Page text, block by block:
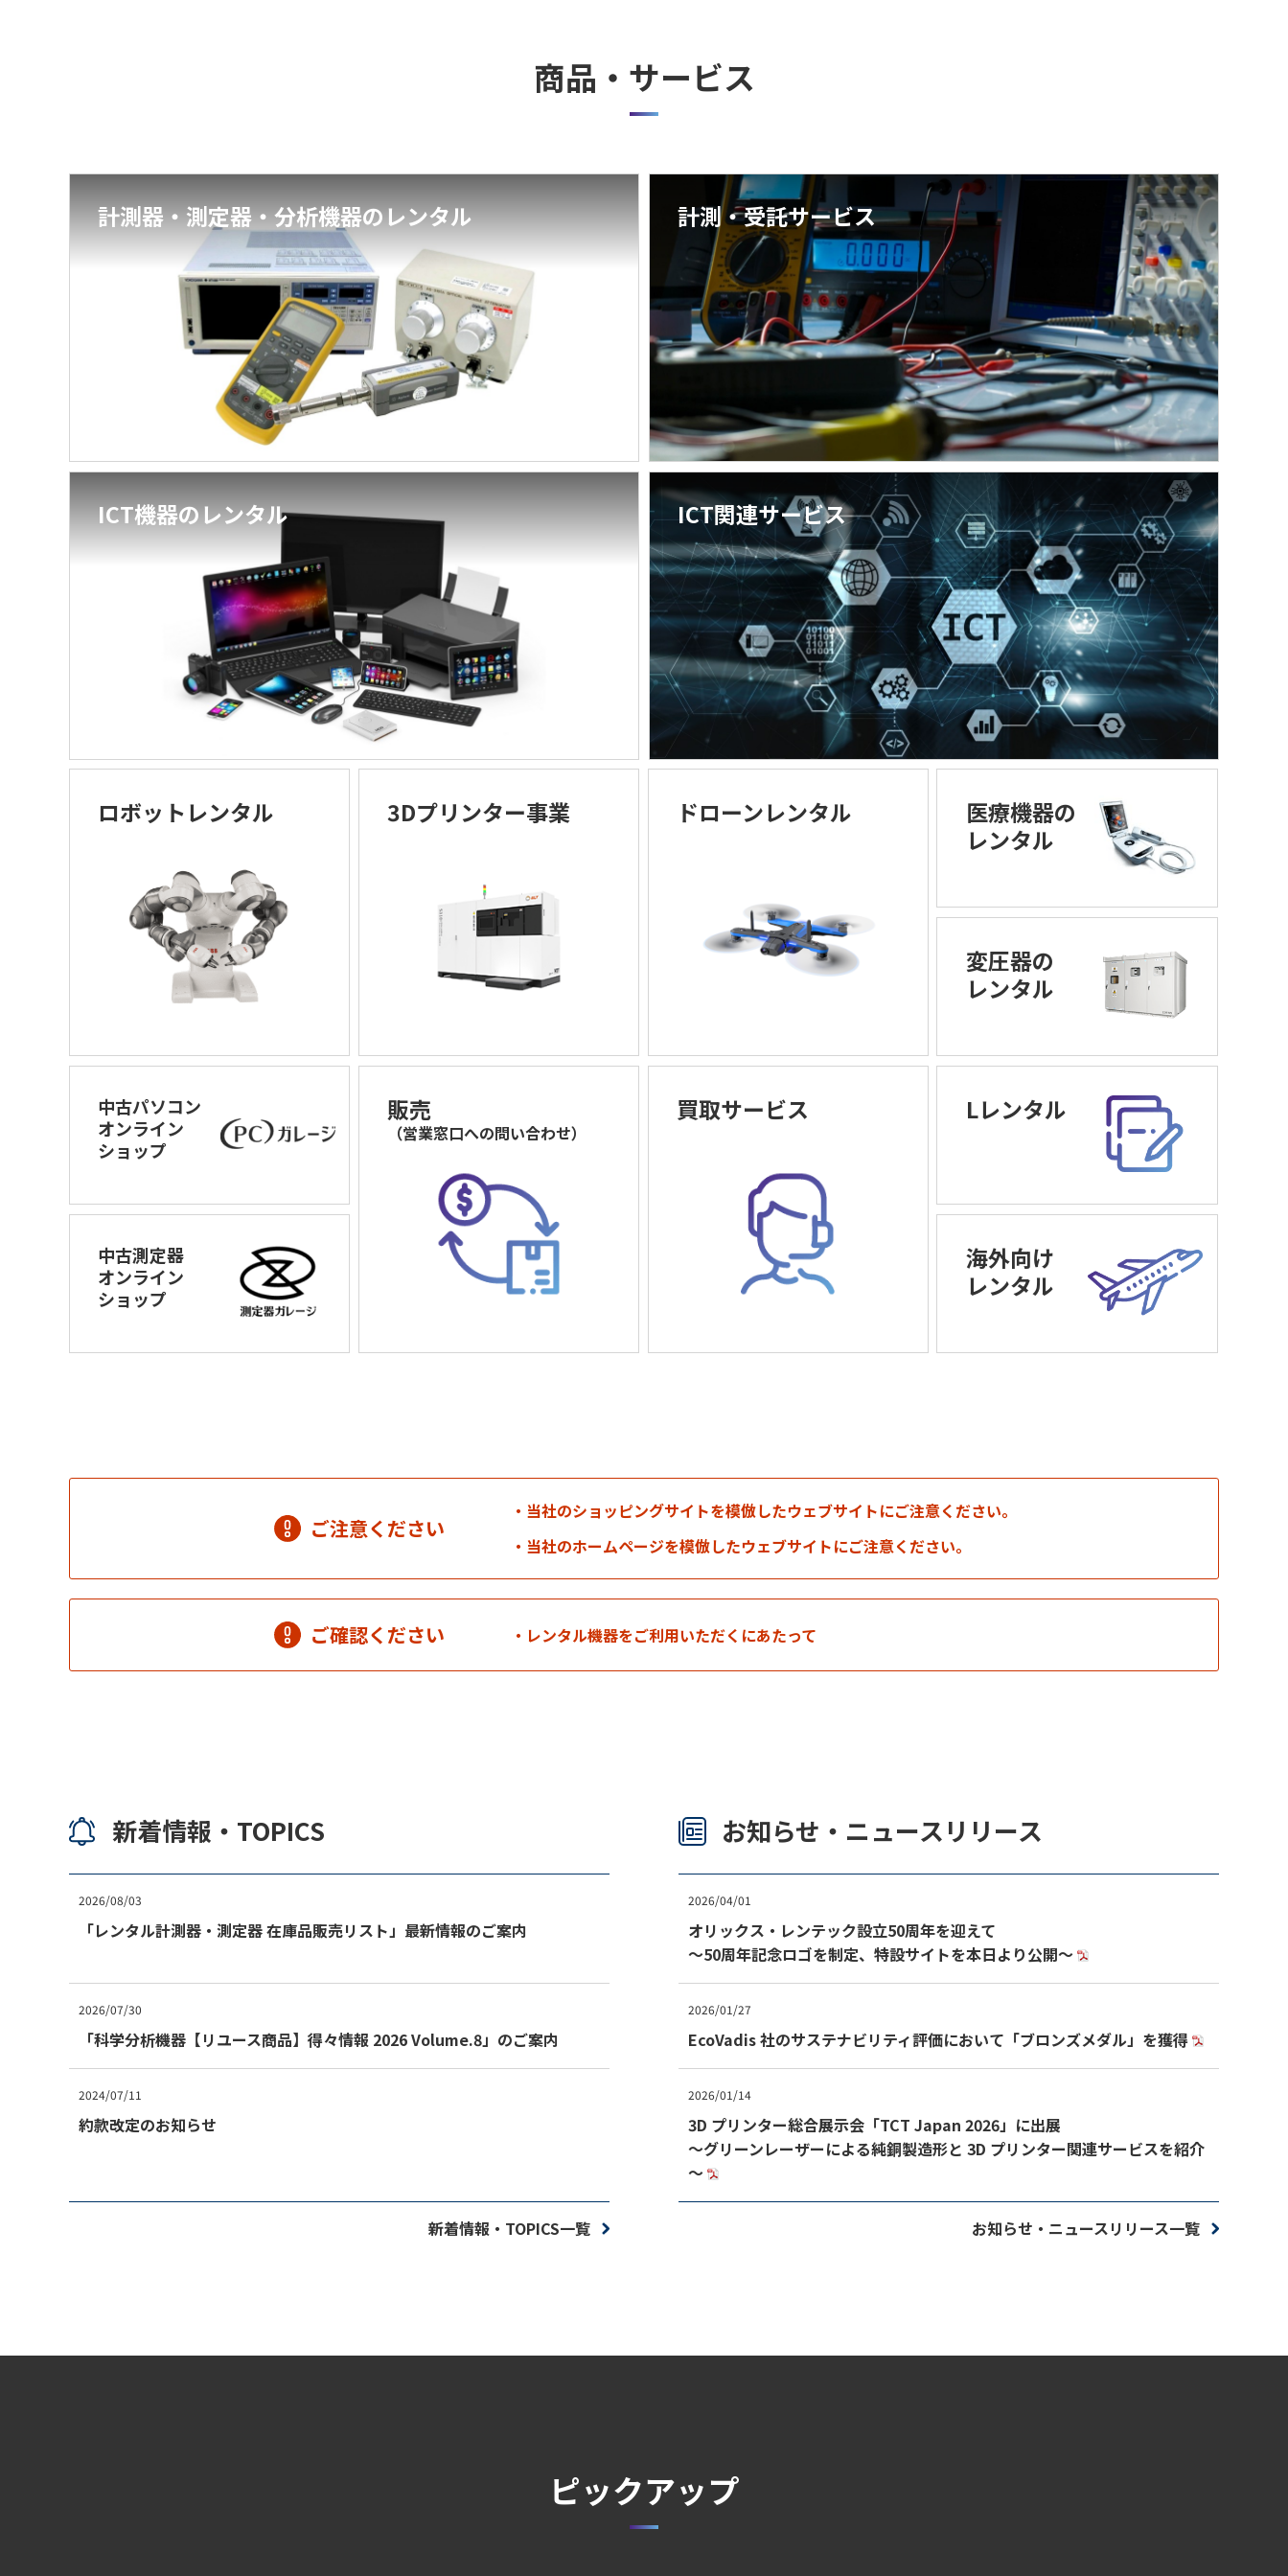
商品・サービス
計測器・測定器・分析機器のレンタル
電子計測器・測定器
科学・環境分析機器
3Dプリンター
計測・受託サービス
計測受託サービス
校正受託サービス
校正受託×資産管理サービス
試験受託サービス
筑波宇宙センター環境試験設備試験サービス
ICT機器のレンタル
タブレット／モバイルWiFiルーター
ワークステーション
ネットワーク
ICT関連サービス
PCレンタル
PC関連ソリューション
サーバーレンタル
オペレーティングリース
中古PC販売
お客さま事例
ロボットレンタル
中古パソコン
オンライン
ショップ
中古測定器
オンライン
ショップ
3Dプリンター事業
販売
（営業窓口への問い合わせ）
ドローンレンタル
買取サービス
医療機器の
レンタル
変圧器の
レンタル
Lレンタル
海外向け
レンタル
ご注意ください
当社のショッピングサイトを模倣したウェブサイトにご注意ください。
当社のホームページを模倣したウェブサイトにご注意ください。
ご確認ください レンタル機器をご利用いただくにあたって
新着情報・TOPICS
2026/08/03
「レンタル計測器・測定器 在庫品販売リスト」最新情報のご案内
2026/07/30
「科学分析機器【リユース商品】得々情報 2026 Volume.8」のご案内
2024/07/11
約款改定のお知らせ
新着情報・TOPICS一覧
お知らせ・ニュースリリース
2026/04/01
オリックス・レンテック設立50周年を迎えて
～50周年記念ロゴを制定、特設サイトを本日より公開～
2026/01/27
EcoVadis 社のサステナビリティ評価において「ブロンズメダル」を獲得
2026/01/14
3D プリンター総合展示会「TCT Japan 2026」に出展
～グリーンレーザーによる純銅製造形と 3D プリンター関連サービスを紹介
～
お知らせ・ニュースリリース一覧
ピックアップ